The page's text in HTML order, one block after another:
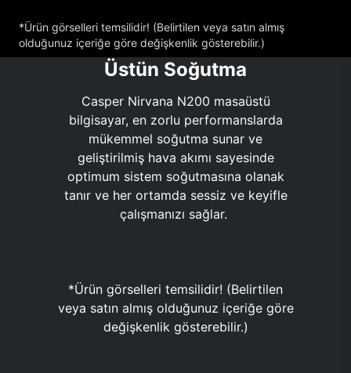
*Ürün görselleri temsilidir! (Belirtilen veya satın almış
olduğunuz içeriğe göre değişkenlik gösterebilir.)
Üstün Soğutma
Casper Nirvana N200 masaüstü
bilgisayar, en zorlu performanslarda
mükemmel soğutma sunar ve
geliştirilmiş hava akımı sayesinde
optimum sistem soğutmasına olanak
tanır ve her ortamda sessiz ve keyifle
çalışmanızı sağlar.
*Ürün görselleri temsilidir! (Belirtilen
veya satın almış olduğunuz içeriğe göre
değişkenlik gösterebilir.)